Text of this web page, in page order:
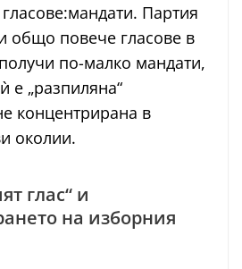
Партия
общо повече гласове в
по-малко мандати,
е „разпиляна“
концентрирана в
околии.
глас“ и
на изборния